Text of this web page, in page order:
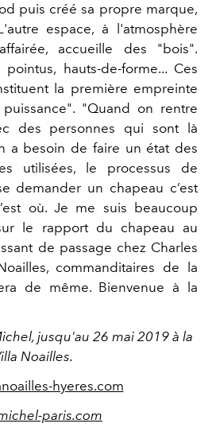
puis créé sa propre marque,
espace, à l'atmosphère
accueille des "bois".
hauts-de-forme... Ces
la première empreinte
"Quand on rentre
des personnes qui sont là
a besoin de faire un état des
utilisées, le processus de
demander un chapeau c’est
où. Je me suis beaucoup
le rapport du chapeau au
de passage chez Charles
commanditaires de la
de même. Bienvenue à la
jusqu'au 26 mai 2019 à la
Noailles.
hyeres.com
paris.com